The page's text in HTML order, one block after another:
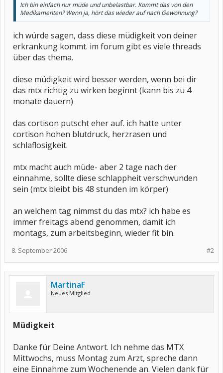
Ich bin einfach nur müde und unbelastbar. Kommt das von den
Medikamenten? Wenn ja, hört das wieder auf nach Gewöhnung?
ich würde sagen, dass diese müdigkeit von deiner
erkrankung kommt. im forum gibt es viele threads
über das thema.
diese müdigkeit wird besser werden, wenn bei dir
das mtx richtig zu wirken beginnt (kann bis zu 4
monate dauern)
das cortison putscht eher auf. ich hatte unter
cortison hohen blutdruck, herzrasen und
schlaflosigkeit.
mtx macht auch müde- aber 2 tage nach der
einnahme, sollte diese schlappheit verschwunden
sein (mtx bleibt bis 48 stunden im körper)
an welchem tag nimmst du das mtx? ich habe es
immer freitags abend genommen, damit ich
montags, zum arbeitsbeginn, wieder fit bin.
#2
8. September 2006
MartinaF
Neues Mitglied
Müdigkeit
Danke für Deine Antwort. Ich nehme das MTX
Mittwochs, muss Montag zum Arzt, spreche dann
eine Einnahme zum Wochenende an. Vielen dank für